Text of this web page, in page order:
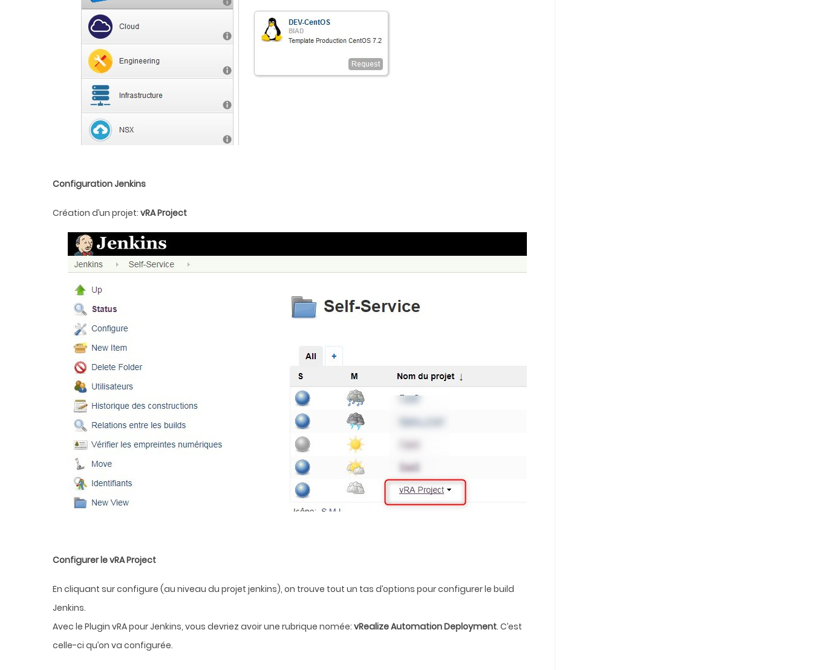
Configuration Jenkins
Création d’un projet: vRA Project
Configurer le vRA Project
En cliquant sur configure (au niveau du projet jenkins), on trouve tout un tas d’options pour configurer le build
Jenkins.
Avec le Plugin vRA pour Jenkins, vous devriez avoir une rubrique nomée: vRealize Automation Deployment. C’est
celle-ci qu’on va configurée.